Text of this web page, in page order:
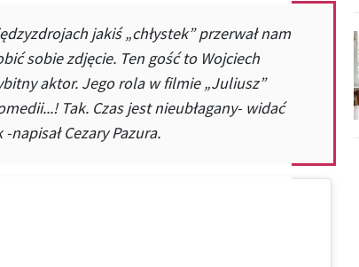
jakiś „chłystek” przerwał nam
sobie zdjęcie. Ten gość to Wojciech
aktor. Jego rola w filmie „Juliusz”
Tak. Czas jest nieubłagany- widać
Cezary Pazura.